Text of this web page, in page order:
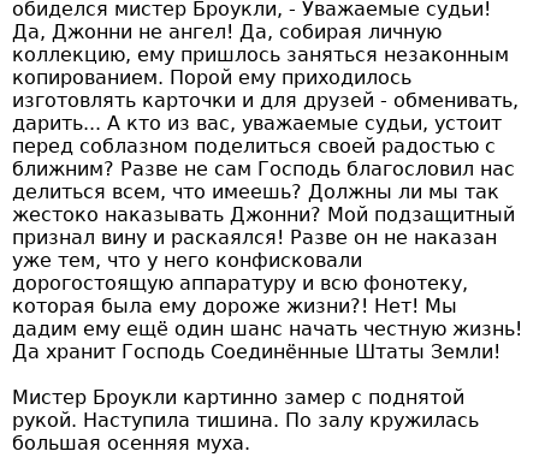
обиделся мистер Броукли, - Уважаемые судьи!
Да, Джонни не ангел! Да, собирая личную
коллекцию, ему пришлось заняться незаконным
копированием. Порой ему приходилось
изготовлять карточки и для друзей - обменивать,
дарить... А кто из вас, уважаемые судьи, устоит
перед соблазном поделиться своей радостью с
ближним? Разве не сам Господь благословил нас
делиться всем, что имеешь? Должны ли мы так
жестоко наказывать Джонни? Мой подзащитный
признал вину и раскаялся! Разве он не наказан
уже тем, что у него конфисковали
дорогостоящую аппаратуру и всю фонотеку,
которая была ему дороже жизни?! Нет! Мы
дадим ему ещё один шанс начать честную жизнь!
Да хранит Господь Соединённые Штаты Земли!
Мистер Броукли картинно замер с поднятой
рукой. Наступила тишина. По залу кружилась
большая осенняя муха.